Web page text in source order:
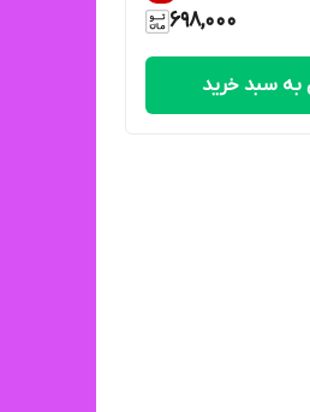
698,000
به سبد خرید